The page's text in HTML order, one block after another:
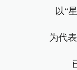
以“
为代